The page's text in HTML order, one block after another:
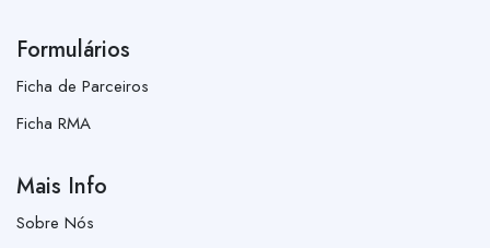
Formulários
Ficha de Parceiros
Ficha RMA
Mais Info
Sobre Nós